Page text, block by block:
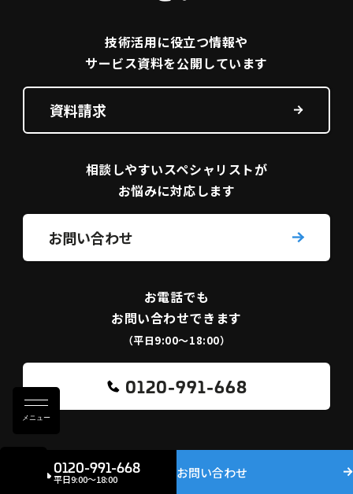
メニュー
技術活用に役立つ情報や
サービス資料を公開しています
資料請求
相談しやすいスペシャリストが
お悩みに対応します
お問い合わせ
お電話でも
お問い合わせできます
（平日9:00〜18:00）
0120-991-668
0120-991-668
平日9:00〜18:00 お問い合わせ